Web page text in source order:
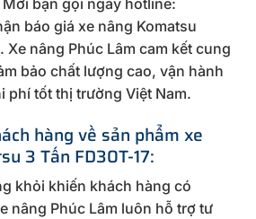
báo giá xe nâng Komatsu
Xe nâng Phúc Lâm cam kết cung
bảo chất lượng cao, vận hành
phí tốt thị trường Việt Nam.
hàng về sản phẩm xe
3 Tấn FD30T-17:
khỏi khiến khách hàng có
nâng Phúc Lâm luôn hỗ trợ tư